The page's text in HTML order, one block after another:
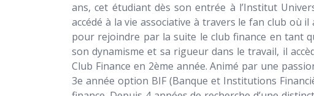
ans, cet étudiant dès son entrée à l’Institut
accédé à la vie associative à travers le fan club où
pour rejoindre par la suite le club finance en tant
son dynamisme et sa rigueur dans le travail, il
Club Finance en 2ème année. Animé par une
3e année option BIF (Banque et Institutions